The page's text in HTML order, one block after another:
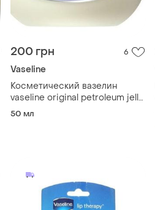
200 грн 6
Vaseline
Косметический вазелин
vaseline original petroleum jelly,
50 мл
50 мл